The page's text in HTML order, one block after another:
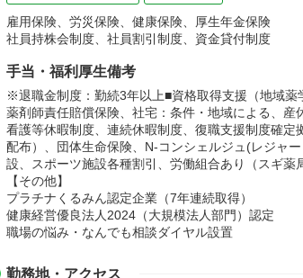
雇用保険、労災保険、健康保険、厚生年金保険
社員持株会制度、社員割引制度、資金貸付制度
手当・福利厚生備考
※退職金制度：勤続3年以上■資格取得支援（地域薬
薬剤師責任賠償保険、社宅：条件・地域による、
看護等休暇制度、連続休暇制度、復職支援制度確
配布）、団体生命保険、N-コンシェルジュ(レジャ
設、スポーツ施設各種割引、労働組合あり（スギ薬
【その他】
プラチナくるみん認定企業（7年連続取得）
健康経営優良法人2024（大規模法人部門）認定
職場の悩み・なんでも相談ダイヤル設置
勤務地・アクセス